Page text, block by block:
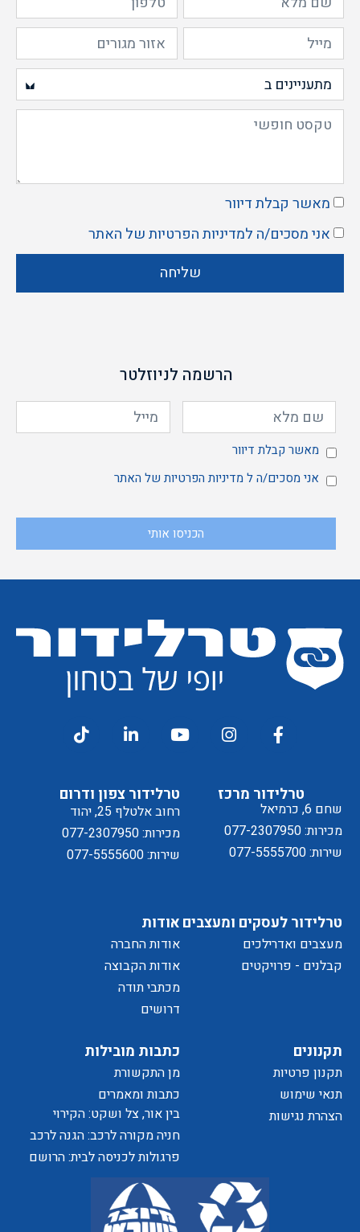
מאשר קבלת דיוור
אני מסכים/ה למדיניות הפרטיותשל האתר
שליחה
הרשמה לניוזלטר
מאשר
קבלת
דיוור
מאשר קבלת דיוור
אני
ל
של
האתר
אני מסכים/ה ל מדיניות הפרטיות של האתר
הכניסו אותי
טרלידור מרכז
שחם 6, כרמיאל
מכירות: 077-2307950
שירות: 077-5555700
תקנונים
תקנון פרטיות
תנאי שימוש
הצהרת נגישות
כתבות מובילות
מן התקשורת
כתבות ומאמרים
בין אור, צל ושקט: הקירוי
כאלמנט מעצב בחוויית המרחב
חניה מקורה לרכב: הגנה לרכב
ושדרוג לבית
פרגולות לכניסה לבית: הרושם
טרלידור צפון ודרום
רחוב אלטלף 25, יהוד
מכירות: 077-2307950
שירות: 077-5555600
אודות
אודות החברה
אודות הקבוצה
מכתבי תודה
דרושים
טרלידור לעסקים ומעצבים
מעצבים ואדרילכים
קבלנים - פרויקטים